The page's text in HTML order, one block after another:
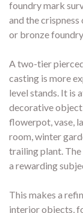
foundry mark
and the
or bronze
A two-tier
casting is more
level stands. It is
decorative
flowerpot, vase,
room, winter
trailing plant.
a rewarding
This makes a
interior objects,